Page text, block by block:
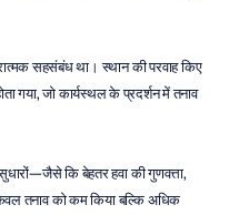
सहसंबंध था। स्थान की परवाह किए
गया, जो कार्यस्थल के प्रदर्शन में तनाव
सुधारों—जैसे कि बेहतर हवा की गुणवत्ता,
तनाव को कम किया बल्कि अधिक